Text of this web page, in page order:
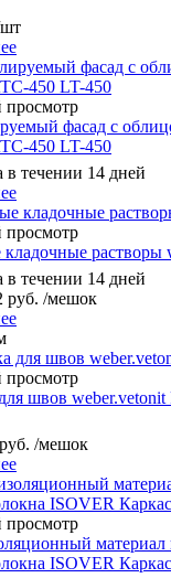
фасад с
450 LT-450
в течении 14 дней
растворы
в течении 14 дней
руб. /мешок
швов weber.vetonit
/мешок
материал
ISOVER